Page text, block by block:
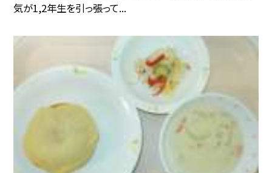
気が1,2年生を引っ張って...